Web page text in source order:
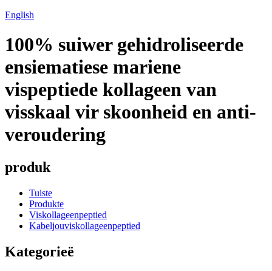
English
100% suiwer gehidroliseerde
ensiematiese mariene
vispeptiede kollageen van
visskaal vir skoonheid en anti-
veroudering
produk
Tuiste
Produkte
Viskollageenpeptied
Kabeljouviskollageenpeptied
Kategorieë